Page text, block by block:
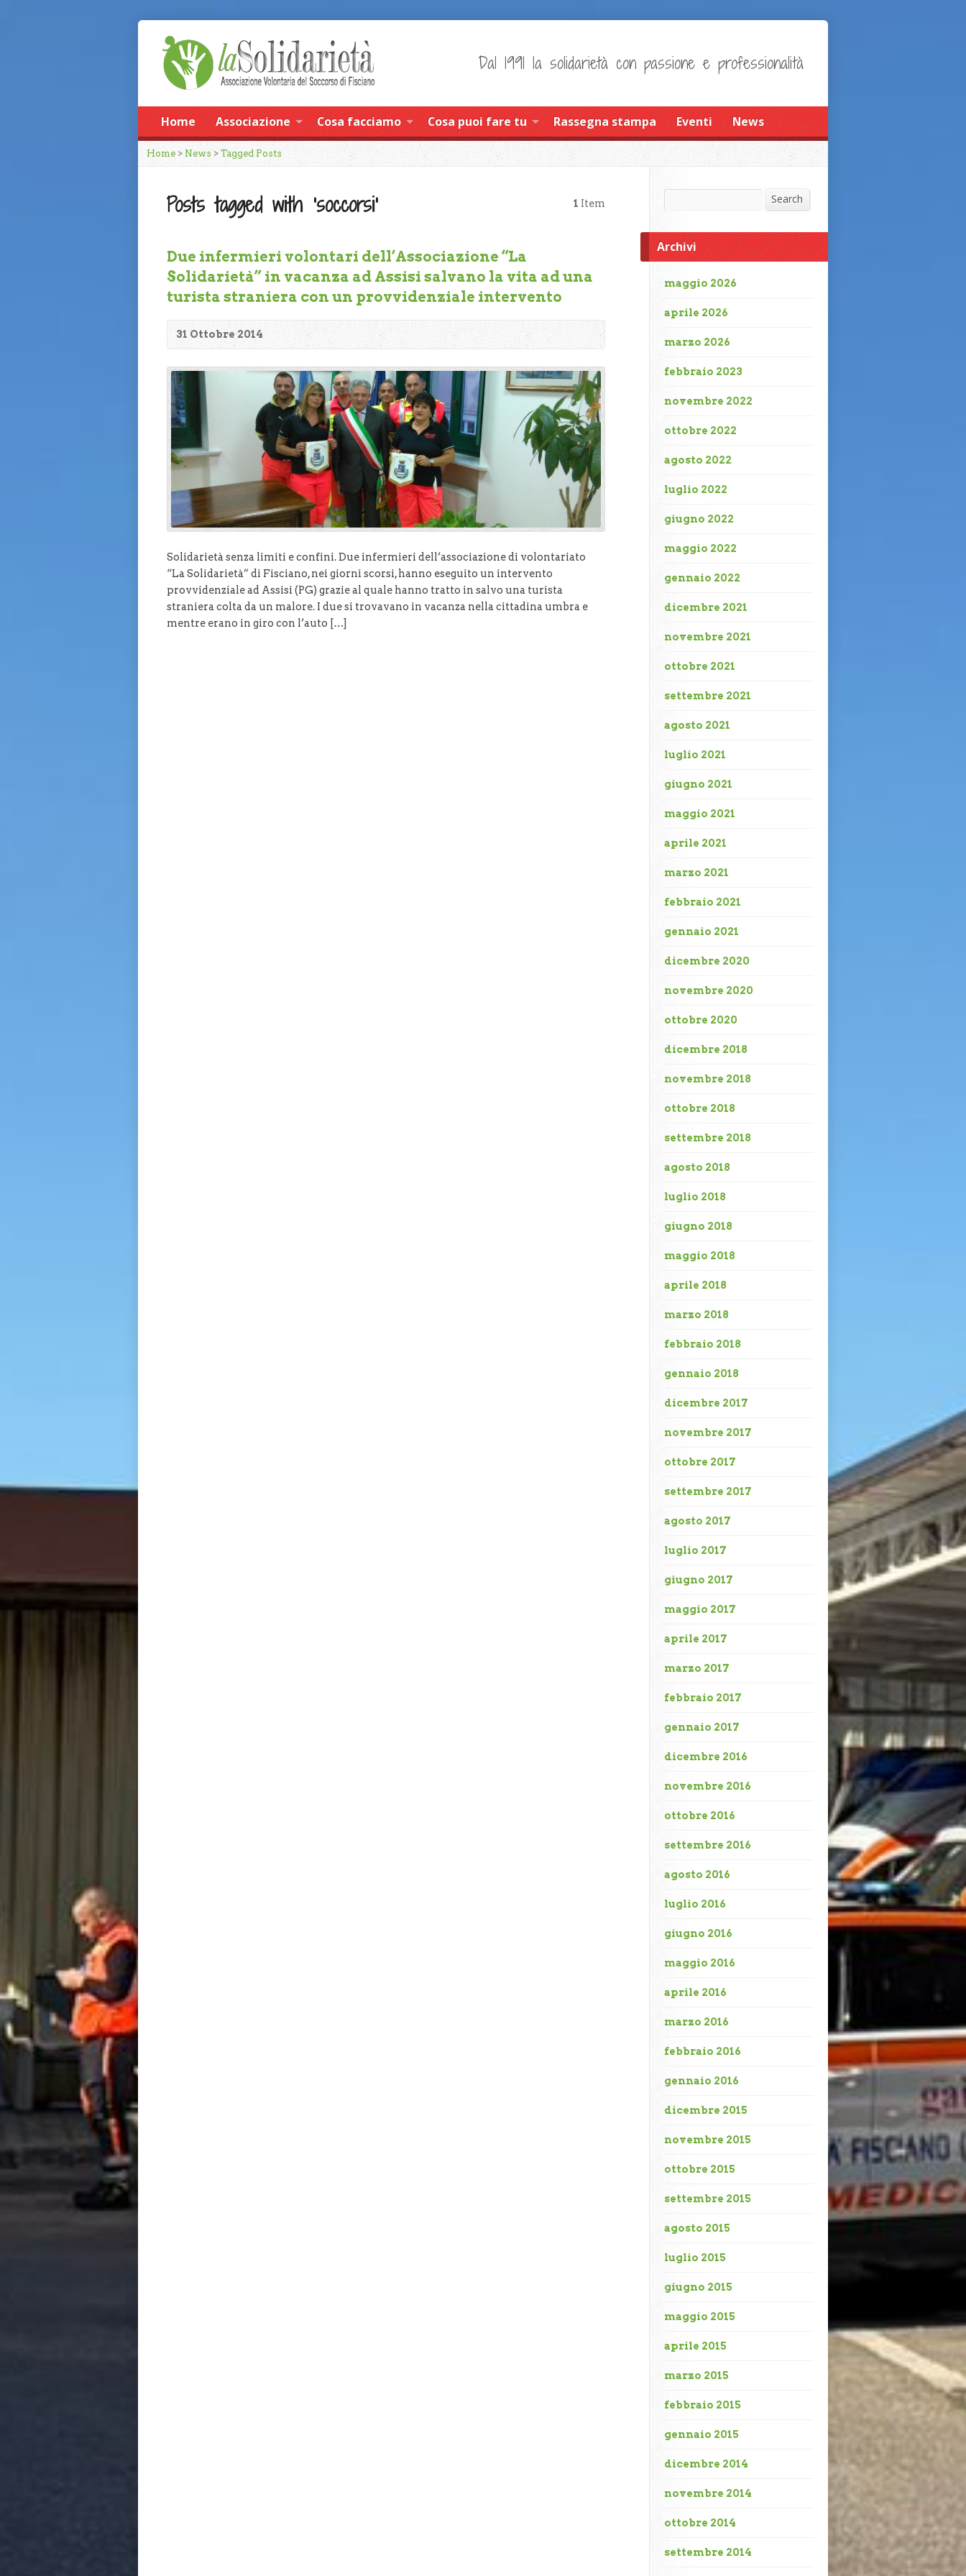
Dal 1991 la solidarietà con passione e professionalità
Home Associazione Cosa facciamo Cosa puoi fare tu Rassegna stampa Eventi News
Home> News >Tagged Posts
Posts tagged with ‘soccorsi’ 1 Item
Due infermieri volontari dell’Associazione “La
Solidarietà” in vacanza ad Assisi salvano la vita ad una
turista straniera con un provvidenziale intervento
31 Ottobre 2014
Solidarietà senza limiti e confini. Due infermieri dell’associazione di volontariato
“La Solidarietà” di Fisciano, nei giorni scorsi, hanno eseguito un intervento
provvidenziale ad Assisi (PG) grazie al quale hanno tratto in salvo una turista
straniera colta da un malore. I due si trovavano in vacanza nella cittadina umbra e
mentre erano in giro con l’auto […]
Search
Archivi
maggio 2026
aprile 2026
marzo 2026
febbraio 2023
novembre 2022
ottobre 2022
agosto 2022
luglio 2022
giugno 2022
maggio 2022
gennaio 2022
dicembre 2021
novembre 2021
ottobre 2021
settembre 2021
agosto 2021
luglio 2021
giugno 2021
maggio 2021
aprile 2021
marzo 2021
febbraio 2021
gennaio 2021
dicembre 2020
novembre 2020
ottobre 2020
dicembre 2018
novembre 2018
ottobre 2018
settembre 2018
agosto 2018
luglio 2018
giugno 2018
maggio 2018
aprile 2018
marzo 2018
febbraio 2018
gennaio 2018
dicembre 2017
novembre 2017
ottobre 2017
settembre 2017
agosto 2017
luglio 2017
giugno 2017
maggio 2017
aprile 2017
marzo 2017
febbraio 2017
gennaio 2017
dicembre 2016
novembre 2016
ottobre 2016
settembre 2016
agosto 2016
luglio 2016
giugno 2016
maggio 2016
aprile 2016
marzo 2016
febbraio 2016
gennaio 2016
dicembre 2015
novembre 2015
ottobre 2015
settembre 2015
agosto 2015
luglio 2015
giugno 2015
maggio 2015
aprile 2015
marzo 2015
febbraio 2015
gennaio 2015
dicembre 2014
novembre 2014
ottobre 2014
settembre 2014